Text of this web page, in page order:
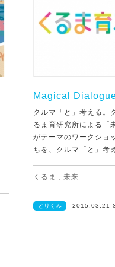
Magical
クルマ「と」考える。
るま育研究所による「
がテーマのワークショ
ちを、クルマ「と」考
くるま , 未来
とりくみ 2015.03.21